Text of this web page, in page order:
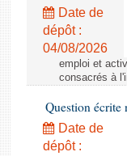
Date de
dépôt :
04/08/2026
emploi et
consacrés à
Question
Date de
dépôt :